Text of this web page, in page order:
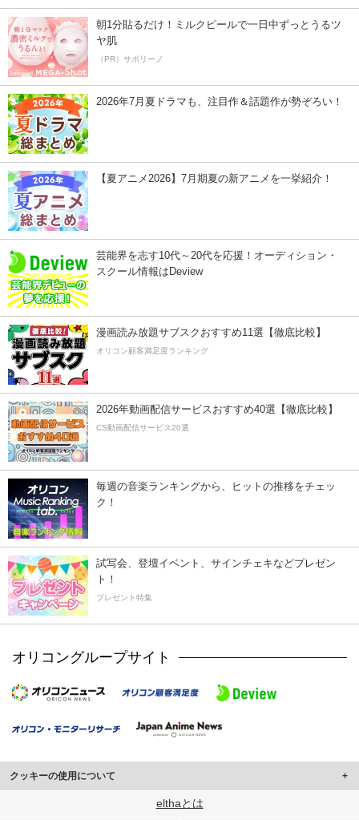
朝1分貼るだけ！ミルクピールで一日中ずっとうるツ
ヤ肌
（PR）サボリーノ
2026年7月夏ドラマも、注目作＆話題作が勢ぞろい！
【夏アニメ2026】7月期夏の新アニメを一挙紹介！
芸能界を志す10代～20代を応援！オーディション・
スクール情報はDeview
漫画読み放題サブスクおすすめ11選【徹底比較】
オリコン顧客満足度ランキング
2026年動画配信サービスおすすめ40選【徹底比較】
CS動画配信サービス20選
毎週の音楽ランキングから、ヒットの推移をチェッ
ク！
試写会、登壇イベント、サインチェキなどプレゼン
ト！
プレゼント特集
オリコングループサイト
クッキーの使用について
このサイトでは Cookie を使用して、ユーザーに合わせたコンテンツや広告の
elthaとは